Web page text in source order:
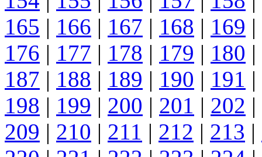
165 | 166 | 167 | 168 | 169 |
176 | 177 | 178 | 179 | 180 |
187 | 188 | 189 | 190 | 191 |
198 | 199 | 200 | 201 | 202 |
209 | 210 | 211 | 212 | 213 |